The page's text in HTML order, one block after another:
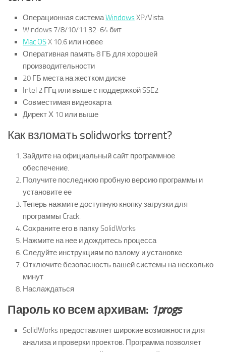
Операционная системаWindowsXP/Vista
Windows 7/8/10/11 32-64 бит
Mac OSX 10.6 или новее
Оперативная память 8 ГБ для хорошей
производительности
20 ГБ места на жестком диске
Intel 2 ГГц или выше с поддержкой SSE2
Совместимая видеокарта
Директ Х 10 или выше
Как взломать solidworks torrent?
Зайдите на официальный сайт программное
обеспечение.
Получите последнюю пробную версию программы и
установите ее
Теперь нажмите доступную кнопку загрузки для
программы Crack.
Сохраните его в папку SolidWorks
Нажмите на нее и дождитесь процесса
Следуйте инструкциям по взлому и установке
Отключите безопасность вашей системы на несколько
минут
Наслаждаться
Пароль ко всем архивам: 1progs
SolidWorks предоставляет широкие возможности для
анализа и проверки проектов. Программа позволяет